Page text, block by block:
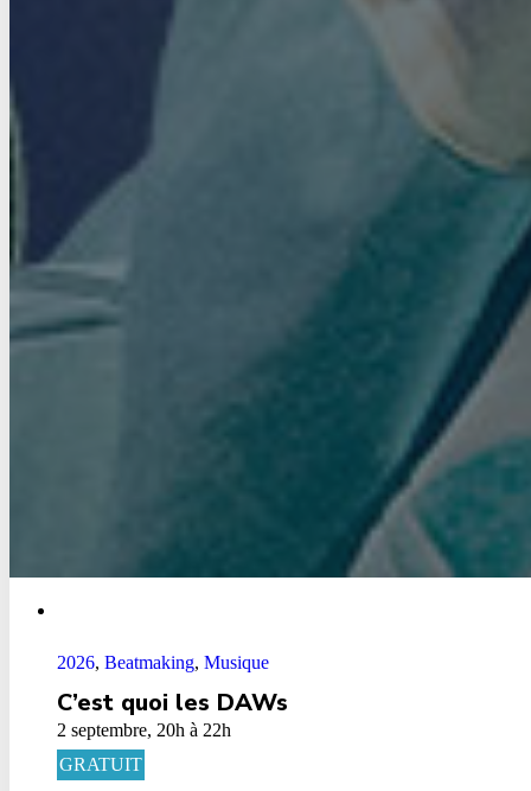
2026, Beatmaking, Musique
C’est quoi les DAWs
2 septembre, 20h à 22h
GRATUIT